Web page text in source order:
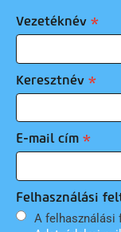
Vezetéknév
Keresztnév
E-mail cím
Felhasználási
A felhasználási